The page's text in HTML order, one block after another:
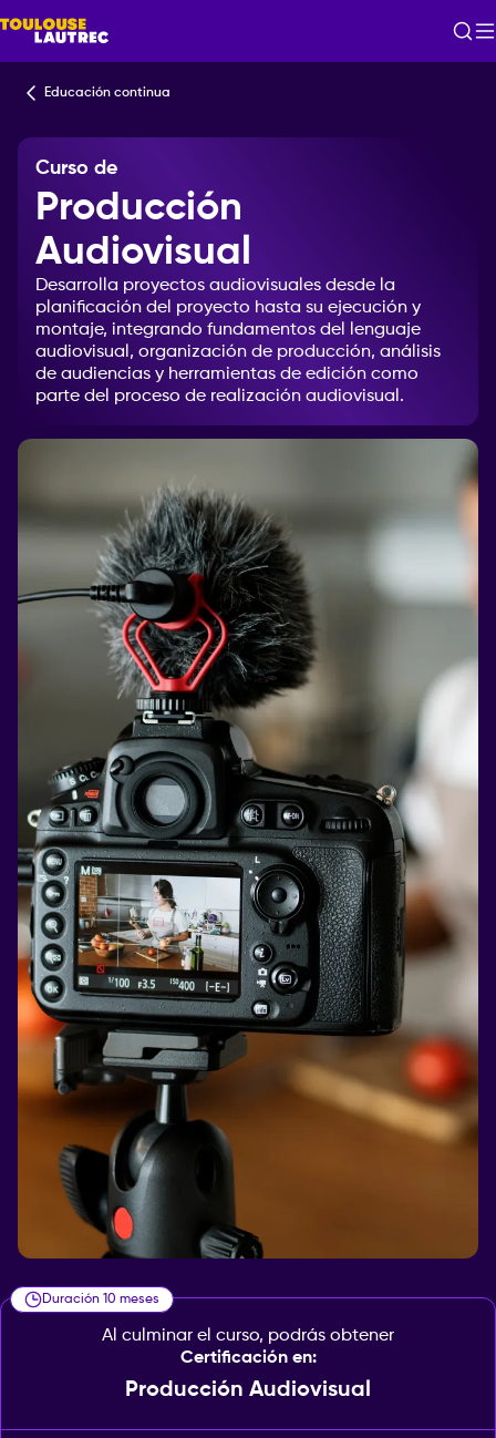
Educación continua
Curso de
Producción
Audiovisual
Desarrolla proyectos audiovisuales desde la
planificación del proyecto hasta su ejecución y
montaje, integrando fundamentos del
lenguaje
audiovisual, organización de producción, análisis
de audiencias y herramientas de edición como
parte del proceso de realización audiovisual.
Duración 10 meses
Al culminar el curso, podrás obtener
Certificación en:
Producción Audiovisual